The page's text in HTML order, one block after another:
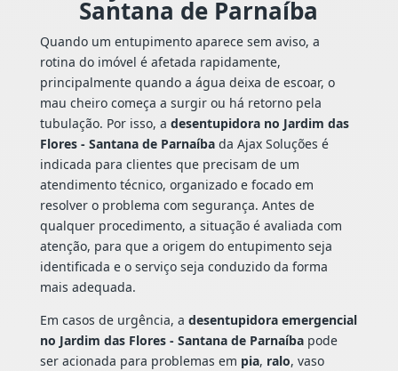
Santana de Parnaíba
Quando um entupimento aparece sem aviso, a
rotina do imóvel é afetada rapidamente,
principalmente quando a água deixa de escoar, o
mau cheiro começa a surgir ou há retorno pela
tubulação. Por isso, a desentupidora no Jardim das
Flores - Santana de Parnaíbada Ajax Soluções é
indicada para clientes que precisam de um
atendimento técnico, organizado e focado em
resolver o problema com segurança. Antes de
qualquer procedimento, a situação é avaliada com
atenção, para que a origem do entupimento seja
identificada e o serviço seja conduzido da forma
mais adequada.
Em casos de urgência, a desentupidora emergencial
no Jardim das Flores - Santana de Parnaíbapode
ser acionada para problemas em pia, ralo, vaso